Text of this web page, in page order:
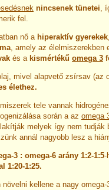
nincsenek tünetei,
fel.
nő a hiperaktív gyerekek
, amely az élelmiszerekben
és a kismértékű omega 3
mivel alapvető zsírsav (az
élethez.
tele vannak
során a az omega
melyek így nem
annál nagyobb lesz a
3 : omega-6 arány 1:2-1:5-
1:20-1:25.
növelni kellene a nagy